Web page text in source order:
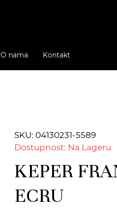
O nama Kontakt
SKU: 04130231-5589
Dostupnost: Na Lageru
KEPER
ECRU